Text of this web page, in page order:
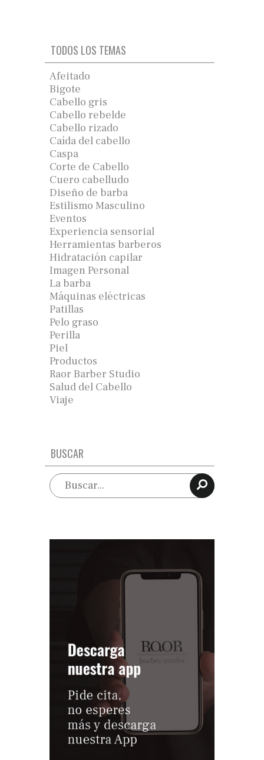
TODOS LOS TEMAS
Afeitado
Bigote
Cabello gris
Cabello rebelde
Cabello rizado
Caída del cabello
Caspa
Corte de Cabello
Cuero cabelludo
Diseño de barba
Estilismo Masculino
Eventos
Experiencia sensorial
Herramientas barberos
Hidratación capilar
Imagen Personal
La barba
Máquinas eléctricas
Patillas
Pelo graso
Perilla
Piel
Productos
Raor Barber Studio
Salud del Cabello
Viaje
BUSCAR